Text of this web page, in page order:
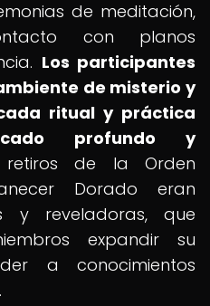
de meditación,
con planos
Los participantes
de misterio y
ritual y práctica
profundo y
de la Orden
Dorado eran
y reveladoras, que
expandir su
a conocimientos